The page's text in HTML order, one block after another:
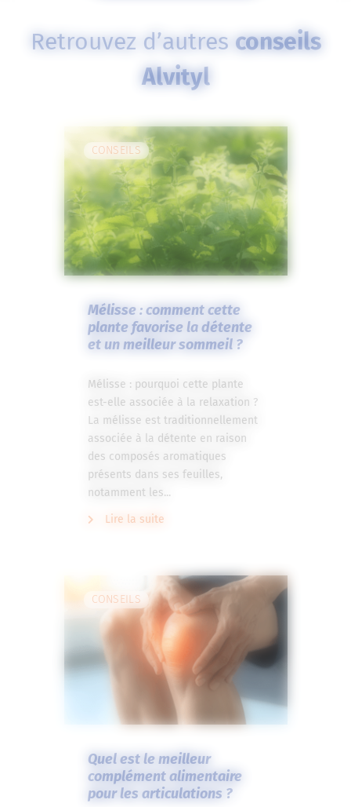
Retrouvez d’autres conseils
Alvityl
CONSEILS
Mélisse : comment cette
plante favorise la détente
et un meilleur sommeil ?
Mélisse : pourquoi cette plante
est-elle associée à la relaxation ?
La mélisse est traditionnellement
associée à la détente en raison
des composés aromatiques
présents dans ses feuilles,
notamment les...
Lire la suite
CONSEILS
Quel est le meilleur
complément alimentaire
pour les articulations ?